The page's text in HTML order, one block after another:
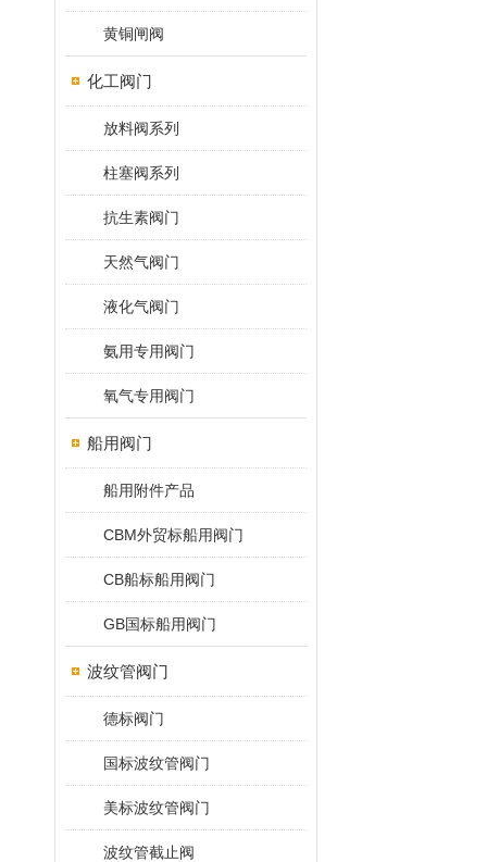
黄铜闸阀
化工阀门
放料阀系列
柱塞阀系列
抗生素阀门
天然气阀门
液化气阀门
氨用专用阀门
氧气专用阀门
船用阀门
船用附件产品
CBM外贸标船用阀门
CB船标船用阀门
GB国标船用阀门
波纹管阀门
德标阀门
国标波纹管阀门
美标波纹管阀门
波纹管截止阀